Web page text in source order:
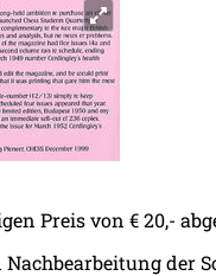
Preis von € 20,-
der